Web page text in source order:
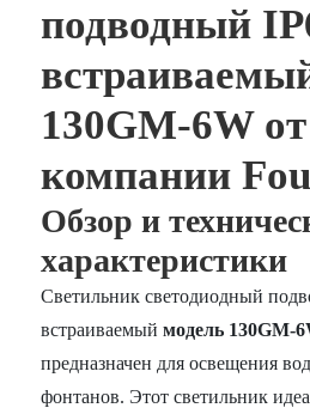
подводный
130GM-6W от
компании
Обзор и
характеристики
Светильник светодиодный
встраиваемыймодель 130GM-
предназначен для освещения
фонтанов. Этот светильник